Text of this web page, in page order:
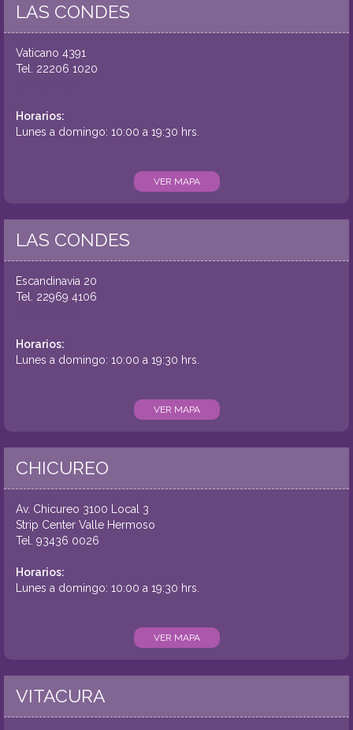
LAS CONDES
Vaticano 4391
Tel. 22206 1020
Horarios:
Lunes a domingo: 10:00 a 19:30 hrs.
VER MAPA
LAS CONDES
Escandinavia 20
Tel. 22969 4106
Horarios:
Lunes a domingo: 10:00 a 19:30 hrs.
VER MAPA
CHICUREO
Av. Chicureo 3100 Local 3
Strip Center Valle Hermoso
Tel. 93436 0026
Horarios:
Lunes a domingo: 10:00 a 19:30 hrs.
VER MAPA
VITACURA